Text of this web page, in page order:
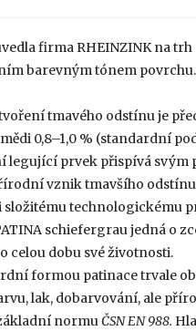
firma RHEINZINK na
barevným tónem povrchu.
tmavého odstínu je
0,8–1,0 % (standardní
legující prvek přispívá svým
vznik tmavšího
složitému technologickému
schiefergrau jedná o
celou dobu své životnosti.
formou patinace trvale
lak, dobarvování, ale
normuČSN EN 988.